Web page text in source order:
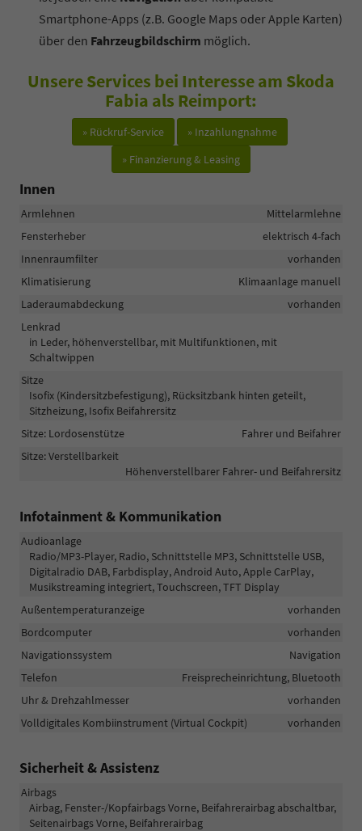
Smartphone-Apps (z.B. Google Maps oder Apple Karten)
über den Fahrzeugbildschirm möglich.
Unsere Services bei Interesse am Skoda
Fabia als Reimport:
» Rückruf-Service
» Inzahlungnahme
» Finanzierung & Leasing
Innen
Armlehnen
Mittelarmlehne
Fensterheber
elektrisch 4-fach
Innenraumfilter
vorhanden
Klimatisierung
Klimaanlage manuell
Laderaumabdeckung
vorhanden
Lenkrad
in Leder, höhenverstellbar, mit Multifunktionen, mit
Schaltwippen
Sitze
Isofix (Kindersitzbefestigung), Rücksitzbank hinten geteilt,
Sitzheizung, Isofix Beifahrersitz
Sitze: Lordosenstütze
Fahrer und Beifahrer
Sitze: Verstellbarkeit
Höhenverstellbarer Fahrer- und Beifahrersitz
Infotainment & Kommunikation
Audioanlage
Radio/MP3-Player, Radio, Schnittstelle MP3, Schnittstelle USB,
Digitalradio DAB, Farbdisplay, Android Auto, Apple CarPlay,
Musikstreaming integriert, Touchscreen, TFT Display
Außentemperaturanzeige
vorhanden
Bordcomputer
vorhanden
Navigationssystem
Navigation
Telefon
Freisprecheinrichtung, Bluetooth
Uhr & Drehzahlmesser
vorhanden
Volldigitales Kombiinstrument (Virtual Cockpit)
vorhanden
Sicherheit & Assistenz
Airbags
Airbag, Fenster-/Kopfairbags Vorne, Beifahrerairbag abschaltbar,
Seitenairbags Vorne, Beifahrerairbag